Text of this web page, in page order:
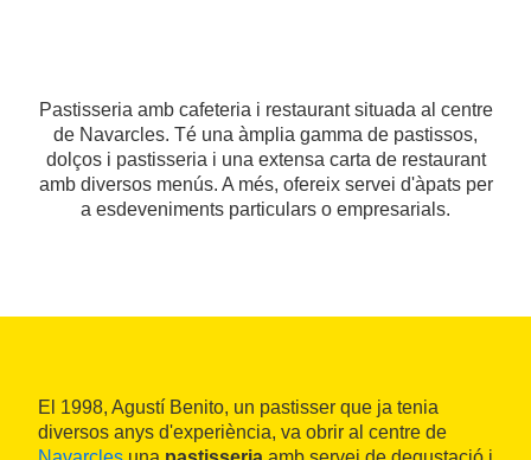
Pastisseria amb cafeteria i restaurant situada al centre
de Navarcles. Té una àmplia gamma de pastissos,
dolços i pastisseria i una extensa carta de restaurant
amb diversos menús. A més, ofereix servei d'àpats per
a esdeveniments particulars o empresarials.
El 1998, Agustí Benito, un pastisser que ja tenia
diversos anys d'experiència, va obrir al centre de